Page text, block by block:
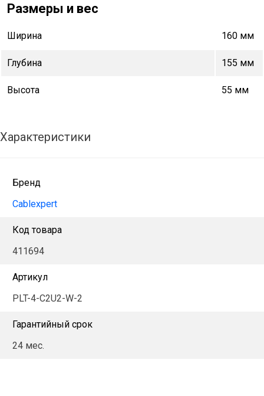
Размеры и вес
Ширина 160 мм
Глубина 155 мм
Высота 55 мм
Характеристики
Бренд
Cablexpert
Код товара
411694
Артикул
PLT-4-C2U2-W-2
Гарантийный срок
24 мес.